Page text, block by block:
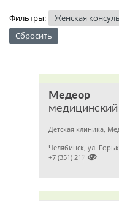
Фильтры: Женская
Сбросить
Медеор
Челябинск, ул.

+7 (351) 2172376